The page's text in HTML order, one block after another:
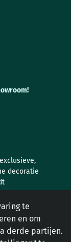
decoratie
te
en om
derde partijen.